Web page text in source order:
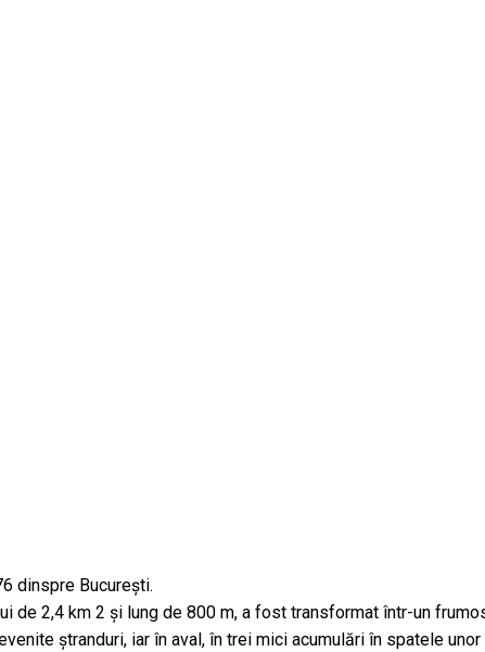
dinspre Bucureşti.
de 2,4 km 2 şi lung de 800 m, a fost transformat într-un
ştranduri, iar în aval, în trei mici acumulări în spatele